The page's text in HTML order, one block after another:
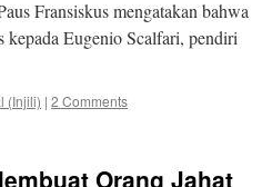
Fransiskus mengatakan bahwa
Eugenio Scalfari, pendiri
(Injili) | 2 Comments
Orang Jahat